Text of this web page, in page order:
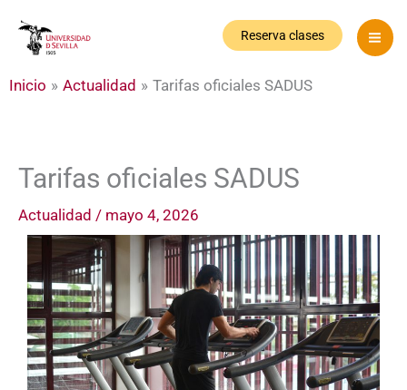
Reserva clases
Inicio Actualidad Tarifas oficiales SADUS
Tarifas oficiales SADUS
Actualidad / mayo 4, 2026